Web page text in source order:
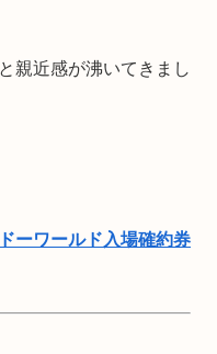
親近感が沸いてきまし
ーワールド入場確約券